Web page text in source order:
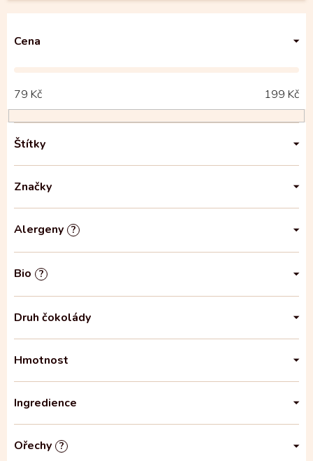
Cena
79 Kč 199 Kč
Štítky
Značky
Alergeny ?
Bio ?
Druh čokolády
Hmotnost
Ingredience
Ořechy ?